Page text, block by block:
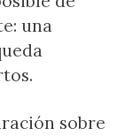
una
sobre